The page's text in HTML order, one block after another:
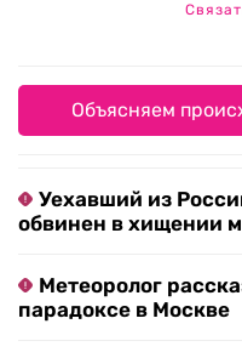
Объясняем
Уехавший из
обвинен в хищении
Метеоролог
парадоксе в Москве